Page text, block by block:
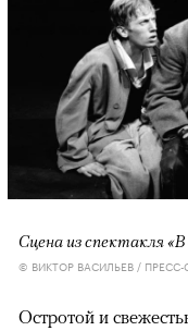
Сцена из спектакля
© ВИКТОР ВАСИЛЬЕВ /
Остротой и